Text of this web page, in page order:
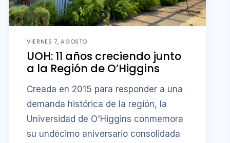
VIERNES 7, AGOSTO
UOH: 11 años creciendo junto
a la Región de O’Higgins
Creada en 2015 para responder a una
demanda histórica de la región, la
Universidad de O'Higgins conmemora
su undécimo aniversario consolidada